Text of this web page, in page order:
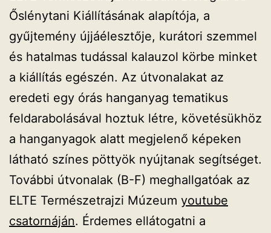
Őslénytani Kiállításának alapítója, a
gyűjtemény újjáélesztője, kurátori szemmel
és hatalmas tudással kalauzol körbe minket
a kiállítás egészén. Az útvonalakat az
eredeti egy órás hanganyag tematikus
feldarabolásával hoztuk létre, követésükhöz
a hanganyagok alatt megjelenő képeken
látható színes pöttyök nyújtanak segítséget.
További útvonalak (B-F) meghallgatóak az
ELTE Természetrajzi Múzeum youtube
csatornáján. Érdemes ellátogatni a